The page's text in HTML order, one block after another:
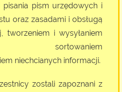
pisania pism urzędowych i
oraz zasadami i obsługą
tworzeniem i wysyłaniem
sortowaniem
niechcianych informacji.
zostali zapoznani z